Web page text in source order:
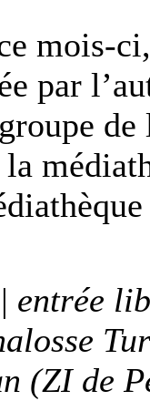
mois-
par
entrée
(ZI de